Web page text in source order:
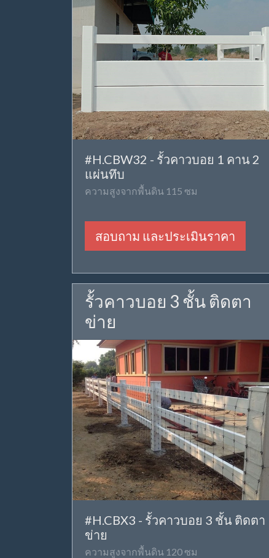
#H.CBW32 - รั้วคาวบอย 1 คาน 2
แผ่นทึบ
ความสูงจากพื้นดิน 115 ซม
สอบถาม และประเมินราคา
รั้วคาวบอย 3 ชั้น ติดตา
ข่าย
#H.CBX3 - รั้วคาวบอย 3 ชั้น ติดตา
ข่าย
ความสูงจากพื้นดิน 120 ซม